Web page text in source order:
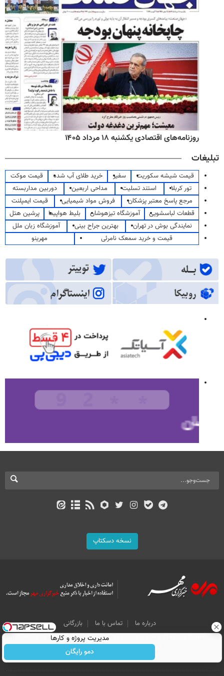
روزنامه‌های اقتصادی یکشنبه ۱۸ مرداد ۱۴۰۵
تبلیغات
قیمت شیشه سکوریت سفیر خرید طلای آب شده
قیمت موکت
تور کربلا
استند تسلیت مداحی اربعین
دوربین مداربسته
مرجع پاسخ معتبر پزشکان
فروش مواد شیمیایی
قیمت ایمپلنت
قطعات لباسشویی
آموزشگاه تیزهوشان بلیط هواپیما
پرشین هتل
نمایندگی بوش در تهران
بهترین جراح بینی
آموزشگاه زبان ملل
قیمت و خرید سمعک نامرئی
مهرینو
نسخه دسکتاپ
درباره ما تماس با ما
بازرگانی
All Content by Mehr News Agency is licensed under a Creative Commons
Attribution 4.0 International License.
مدیریت پروژه و کارها
دمو رایگان